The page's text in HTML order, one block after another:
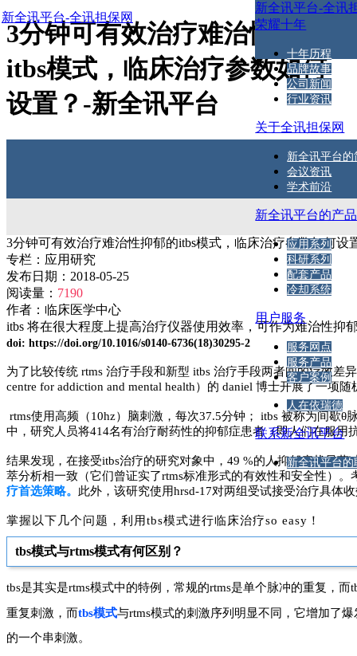
3分钟可有效治疗难治性抑郁的
itbs模式，临床治疗参数如何
设置？-新全讯平台
新全讯平台-全讯担保网
新全讯平台-全讯
荣耀十年
十年历程
品牌故事
公司新闻
行业资讯
关于全讯担保网
新全讯平台的
会议资讯
学术前沿
新全讯平台的产
应用系列
科研系列
配套产品
冷却系统
用户服务
服务网点
服务产品
客户案例
人在依瑞德
联系新全讯平台
新全讯平台的
3分钟可有效治疗难治性抑郁的itbs模式，临床治疗参数如何设
专栏： 应用研究
发布日期： 2018-05-25
阅读量： 7190
作者： 临床医学中心
itbs 将在很大程度上提高治疗仪器使用效率，可作为难治性抑
doi: https://doi.org/10.1016/s0140-6736(18)30295-2
为了比较传统 rtms 治疗手段和新型 itbs 治疗手段两者间的疗效差
centre for addiction and mental health）的 daniel 博士开展了一项
rtms使用高频（10hz）脑刺激，每次37.5分钟； itbs 被称为间歇θ
中，研究人员将414名有治疗耐药性的抑郁症患者（即人们在服
结果发现，在接受itbs治疗的研究对象中，49 %的人抑郁症状显
萃分析相一致（它们曾证实了rtms标准形式的有效性和安全性）
疗首选策略。 此外，该研究使用hrsd-17对两组受试接受治疗具体
掌握以下几个问题，利用tbs模式进行临床治疗so easy！
tbs模式与rtms模式有何区别？
tbs是其实是rtms模式中的特例，常规的rtms是单个脉冲的重复，
重复刺激，而tbs模式与rtms模式的刺激序列明显不同，它增加了
的一个串刺激。